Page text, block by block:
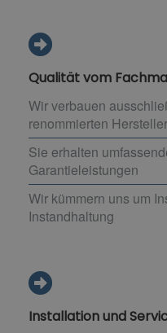
Qualität vom
Wir verbauen
renommierten
Sie erhalten
Garantieleistungen
Wir kümmern uns um
Instandhaltung
Installation und